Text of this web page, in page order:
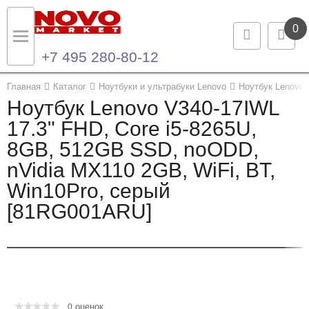
0
+7 495 280-80-12
Главная Каталог Ноутбуки и ультрабуки Lenovo Ноутбук
Ноутбук Lenоvo V340-17IWL
17.3" FHD, Core i5-8265U,
8GB, 512GB SSD, noODD,
nVidia MX110 2GB, WiFi, BT,
Win10Pro, серый
[81RG001ARU]
0 оценок
Назад
Каталог продукции
Ноутбуки и ультрабуки
Компьютеры
Моноблоки
Назад
Контакты
Контактная информация